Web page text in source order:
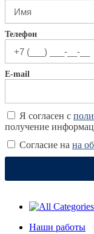
Телефон
E-mail
Я согласен с
получение
Согласие на на
Наши работы